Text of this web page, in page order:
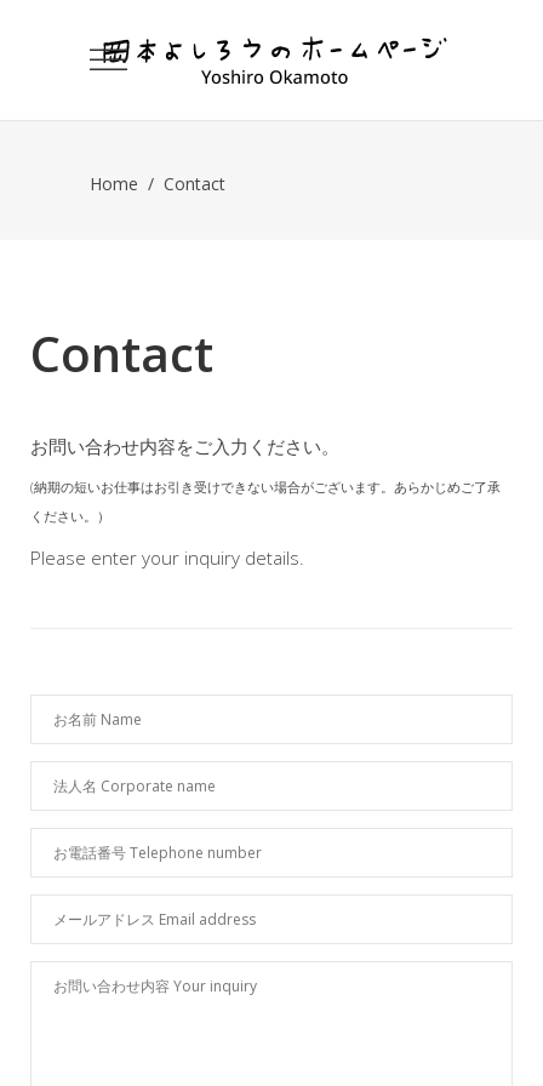
Home / Contact
Contact
お問い合わせ内容をご入力ください。
(納期の短いお仕事はお引き受けできない場合がございます。あらかじめご了承
ください。）
Please enter your inquiry details.